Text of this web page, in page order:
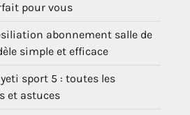
pour vous
abonnement salle de
simple et efficace
sport 5 : toutes les
et astuces